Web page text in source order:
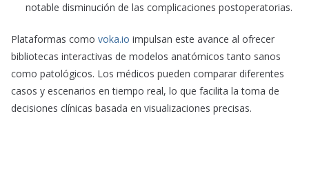
notable disminución de las complicaciones postoperatorias.
Plataformas como voka.io impulsan este avance al ofrecer
bibliotecas interactivas de modelos anatómicos tanto sanos
como patológicos. Los médicos pueden comparar diferentes
casos y escenarios en tiempo real, lo que facilita la toma de
decisiones clínicas basada en visualizaciones precisas.